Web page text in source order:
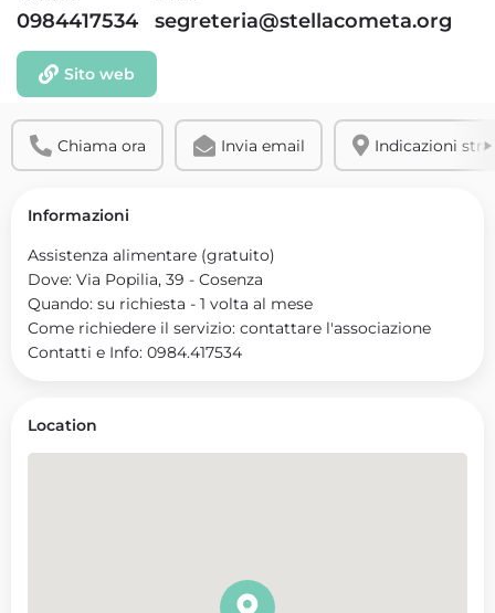
0984417534 segreteria@stellacometa.org
Sito web
Chiama ora Invia email Indicazioni
Informazioni
Assistenza alimentare (gratuito)
Dove: Via Popilia, 39 - Cosenza
Quando: su richiesta - 1 volta al mese
Come richiedere il servizio: contattare l'associazione
Contatti e Info: 0984.417534
Location